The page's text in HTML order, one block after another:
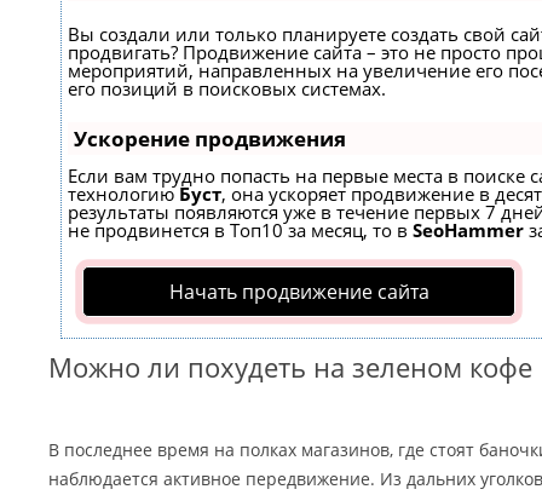
Вы создали или только планируете создать свой
продвигать? Продвижение сайта – это не просто
мероприятий, направленных на увеличение его
его позиций в поисковых системах.
Ускорение продвижения
Если вам трудно попасть на первые места в поиске
технологиюБуст, она ускоряет продвижение в
результаты появляются уже в течение первых 7
не продвинется в Топ10 за месяц, то в SeoHammer
Начать продвижение сайта
Можно ли похудеть на зеленом кофе
В последнее время на полках магазинов, где стоят
наблюдается активное передвижение. Из дальних